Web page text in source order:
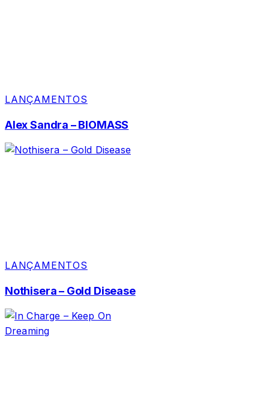
LANÇAMENTOS
Alex Sandra – BIOMASS
LANÇAMENTOS
Nothisera – Gold Disease